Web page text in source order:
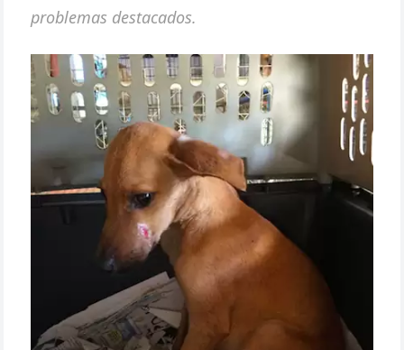
problemas destacados.